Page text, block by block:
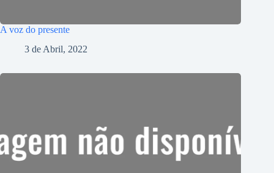
A voz do presente
3 de Abril, 2022